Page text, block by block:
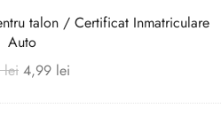
Auto
talon / Certificat Inmatriculare
Auto
lei 4,99 lei